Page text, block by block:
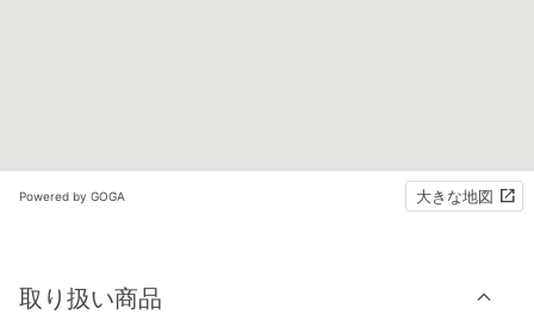
Powered by GOGA 大きな地図
取り扱い商品